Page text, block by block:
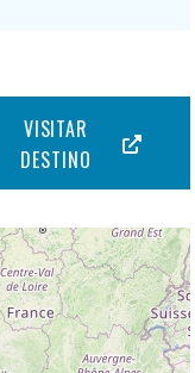
VISITAR
DESTINO